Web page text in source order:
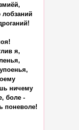
я,
ничему
боле -